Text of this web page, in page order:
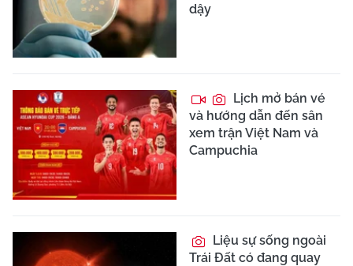
dậy
Lịch mở bán vé
và hướng dẫn đến sân
xem trận Việt Nam và
Campuchia
Liệu sự sống ngoài
Trái Đất có đang quay